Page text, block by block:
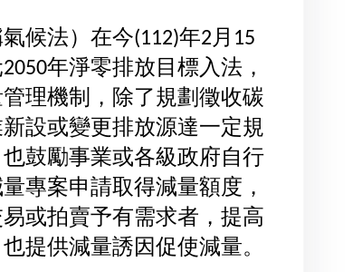
候法）在今(112)年2月15
年淨零排放目標入法，
理機制，除了規劃徵收碳
設或變更排放源達一定規
鼓勵事業或各級政府自行
專案申請取得減量額度，
或拍賣予有需求者，提高
提供減量誘因促使減量。